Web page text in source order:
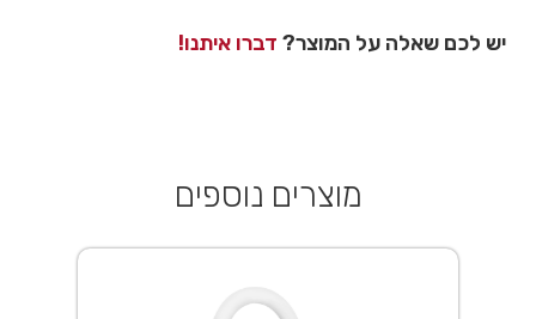
יש לכם שאלה על המוצר? דברו איתנו!
מוצרים נוספים